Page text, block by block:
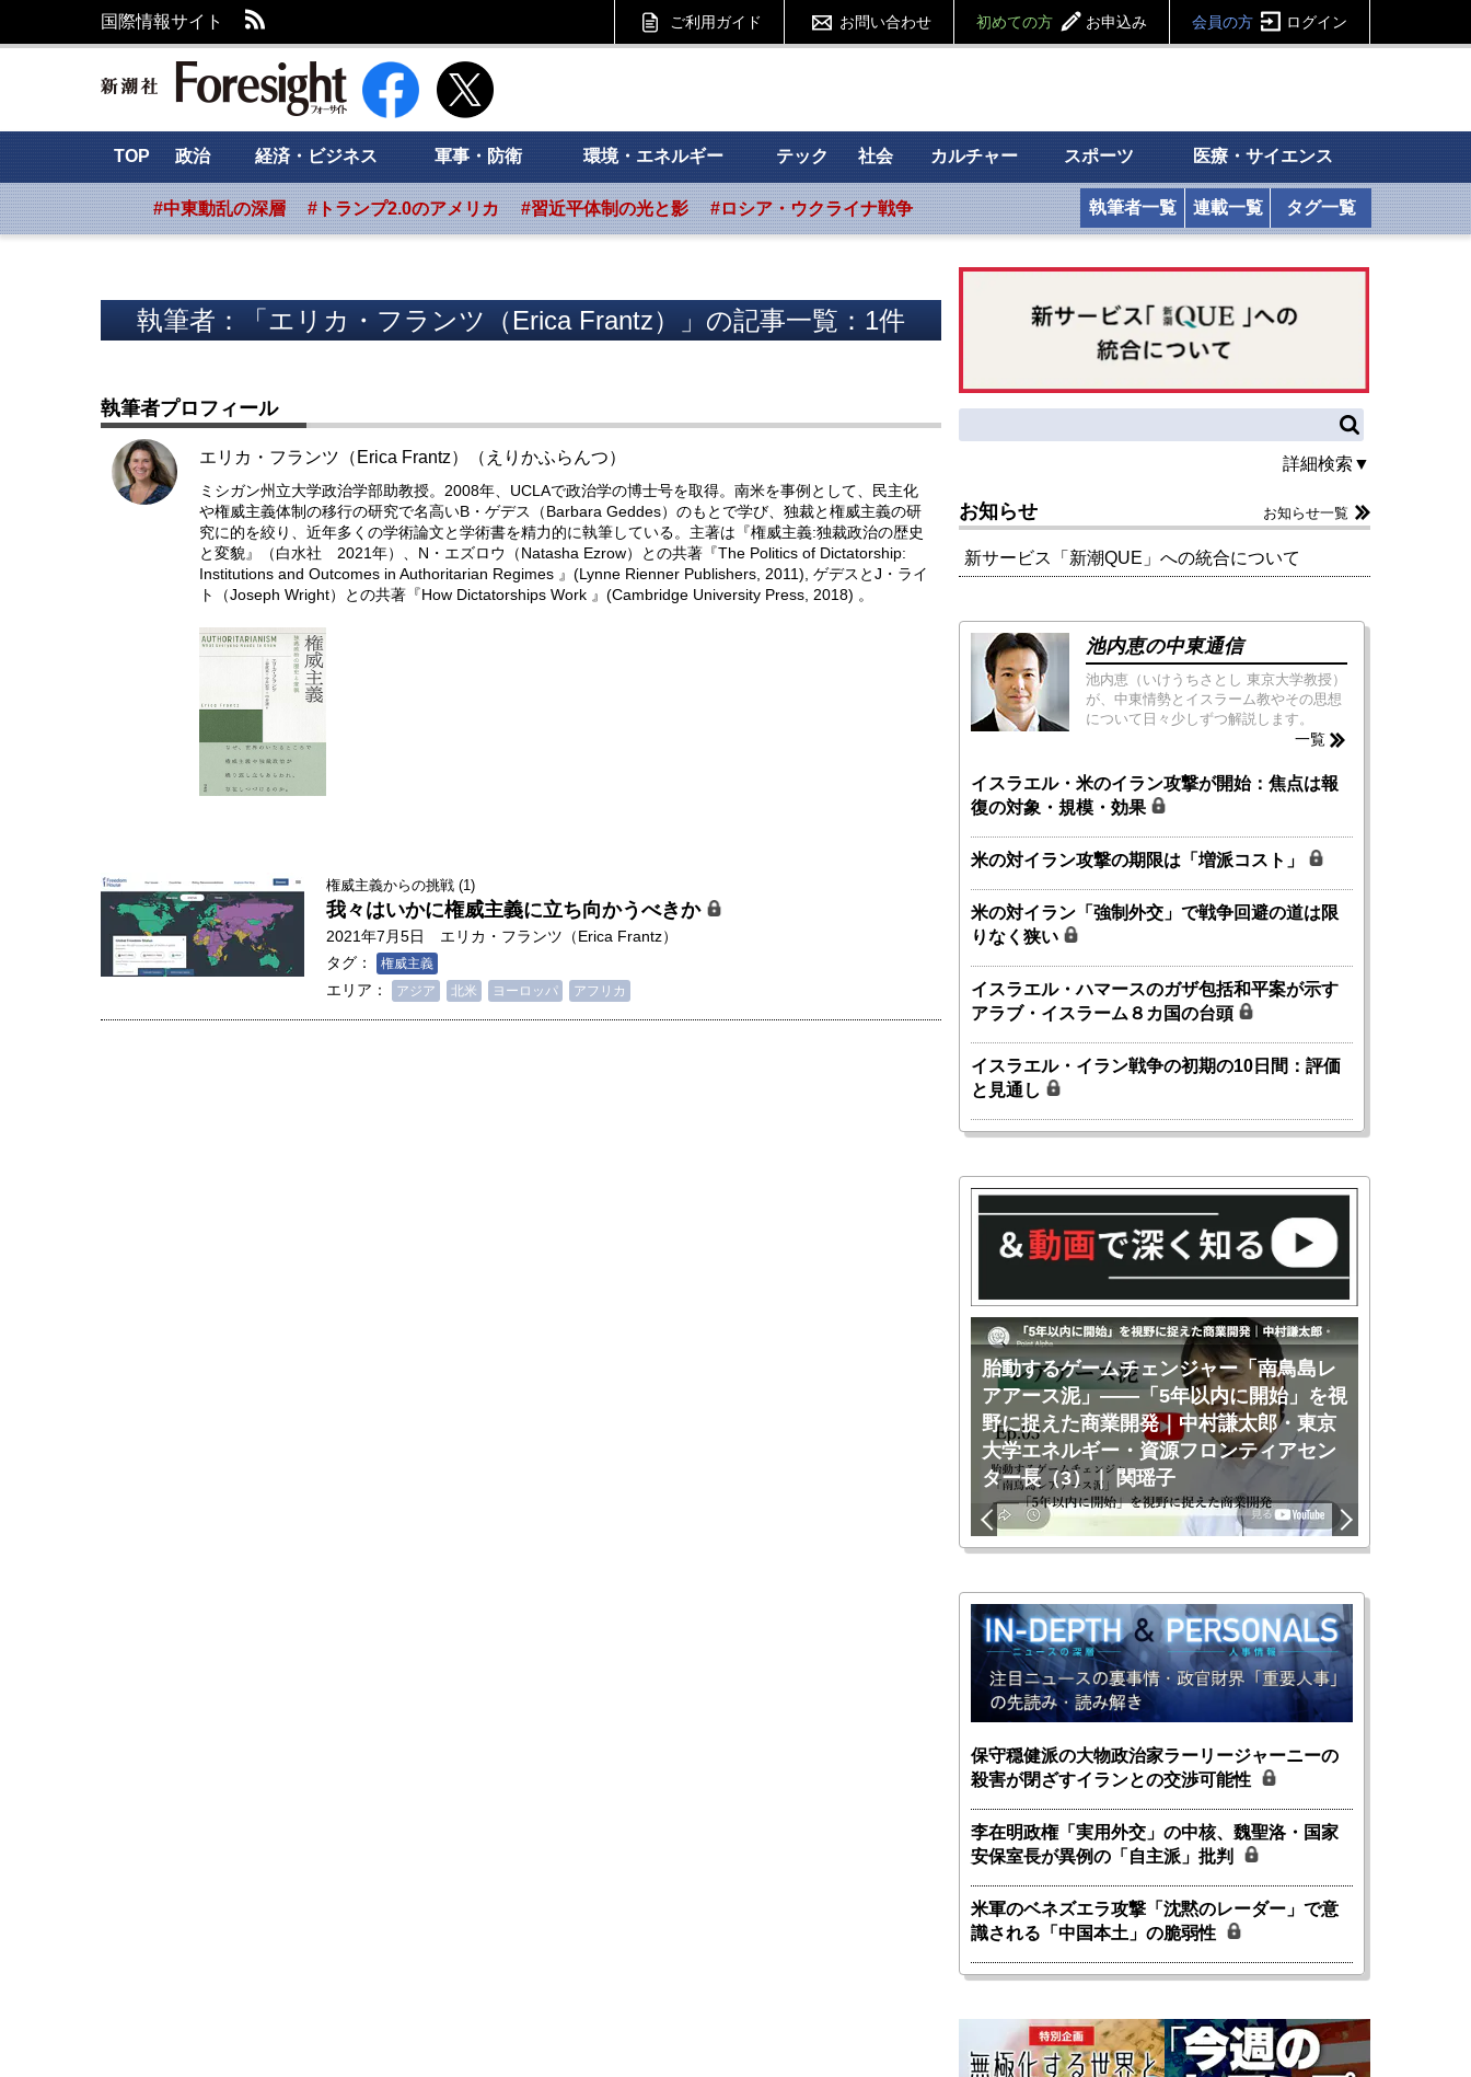
国際情報サイト ご利用ガイド お問い合わせ 初めての方 お申込み 会員の方 ログイン
新潮社 Foresight フォーサイト
TOP 政治 経済・ビジネス 軍事・防衛 環境・エネルギー テック 社会 カルチャー スポーツ 医療・サイエンス
#中東動乱の深層 #トランプ2.0のアメリカ #習近平体制の光と影 #ロシア・ウクライナ戦争 執筆者一覧 連載一覧 タグ一覧
執筆者：「エリカ・フランツ（Erica Frantz）」の記事一覧：1件
執筆者プロフィール
エリカ・フランツ（Erica Frantz）（えりかふらんつ）
ミシガン州立大学政治学部助教授。2008年、UCLAで政治学の博士号を取得。南米を事例として、民主化
や権威主義体制の移行の研究で名高いB・ゲデス（Barbara Geddes）のもとで学び、独裁と権威主義の研
究に的を絞り、近年多くの学術論文と学術書を精力的に執筆している。主著は『権威主義:独裁政治の歴史
と変貌』（白水社 2021年）、N・エズロウ（Natasha Ezrow）との共著『The Politics of Dictatorship:
Institutions and Outcomes in Authoritarian Regimes 』(Lynne Rienner Publishers, 2011), ゲデスとJ・ライ
ト（Joseph Wright）との共著『How Dictatorships Work 』(Cambridge University Press, 2018) 。
権威主義からの挑戦 (1)
我々はいかに権威主義に立ち向かうべきか
2021年7月5日
エリカ・フランツ（Erica Frantz）
タグ：
権威主義
エリア： アジア 北米 ヨーロッパ アフリカ
詳細検索▼
お知らせ お知らせ一覧
新サービス「新潮QUE」への統合について
池内恵の中東通信
池内恵（いけうちさとし 東京大学教授）
が、中東情勢とイスラーム教やその思想
について日々少しずつ解説します。
一覧
イスラエル・米のイラン攻撃が開始：焦点は報
復の対象・規模・効果
米の対イラン攻撃の期限は「増派コスト」
米の対イラン「強制外交」で戦争回避の道は限
りなく狭い
イスラエル・ハマースのガザ包括和平案が示す
アラブ・イスラーム８カ国の台頭
イスラエル・イラン戦争の初期の10日間：評価
と見通し
胎動するゲームチェンジャー「南鳥島レ
アアース泥」――「5年以内に開始」を視
野に捉えた商業開発｜中村謙太郎・東京
大学エネルギー・資源フロンティアセン
ター長（3）｜ 関瑶子
保守穏健派の大物政治家ラーリージャーニーの
殺害が閉ざすイランとの交渉可能性
李在明政権「実用外交」の中核、魏聖洛・国家
安保室長が異例の「自主派」批判
米軍のベネズエラ攻撃「沈黙のレーダー」で意
識される「中国本土」の脆弱性